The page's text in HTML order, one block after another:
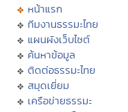
หน้าแรก
ทีมงานธรรมะไทย
แผนผังเว็บไซต์
ค้นหาข้อมูล
ติดต่อธรรมะไทย
สมุดเยี่ยม
เครือข่ายธรรมะ